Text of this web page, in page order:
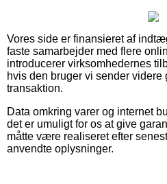
Vores side er finansieret af
faste samarbejder med flere
introducerer virksomhedernes
hvis den bruger vi sender videre
transaktion.
Data omkring varer og internet
det er umuligt for os at give
måtte være realiseret efter
anvendte oplysninger.